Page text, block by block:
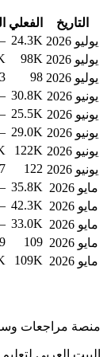
التاريخ الفعلي
يوليو 2026
24.3K
يوليو 2026
98K
يوليو 2026
98
يونيو 2026
30.8K
يونيو 2026
25.5K
يونيو 2026
29.0K
يونيو 2026
122K
يونيو 2026
122
مايو 2026
35.8K
مايو 2026
42.3K
مايو 2026
33.0K
مايو 2026
109
مايو 2026
109K
منصة مراجعات